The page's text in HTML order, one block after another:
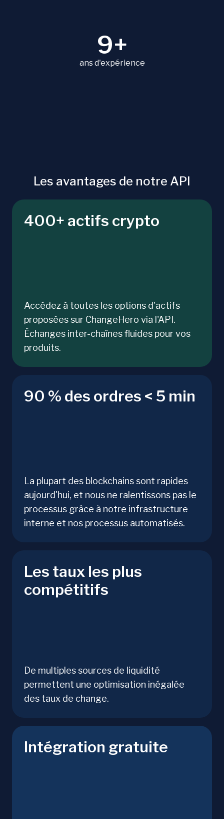
9+
ans d'expérience
Les avantages de notre API
400+ actifs crypto
Accédez à toutes les options d'actifs
proposées sur ChangeHero via l'API.
Échanges inter-chaînes fluides pour vos
produits.
90 % des ordres < 5 min
La plupart des blockchains sont rapides
aujourd'hui, et nous ne ralentissons pas le
processus grâce à notre infrastructure
interne et nos processus automatisés.
Les taux les plus
compétitifs
De multiples sources de liquidité
permettent une optimisation inégalée
des taux de change.
Intégration gratuite